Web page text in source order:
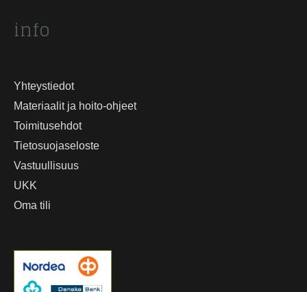
info
Yhteystiedot
Materiaalit ja hoito-ohjeet
Toimitusehdot
Tietosuojaseloste
Vastuullisuus
UKK
Oma tili